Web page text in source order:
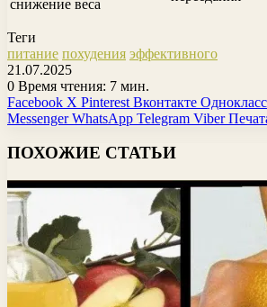
снижение веса
Теги
питание похудения эффективного
21.07.2025
0 Время чтения: 7 мин.
Facebook X Pinterest Вконтакте
Messenger WhatsApp Telegram Viber
ПОХОЖИЕ СТАТЬИ